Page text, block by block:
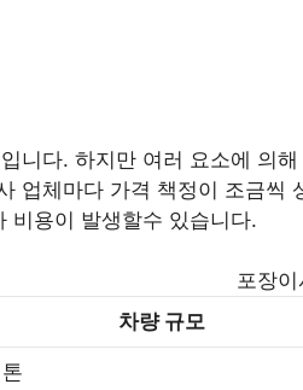
니다. 하지만 여러 요소에 의
업체마다 가격 책정이 조금
비용이 발생할수 있습니다.
포장
차량 규모
톤